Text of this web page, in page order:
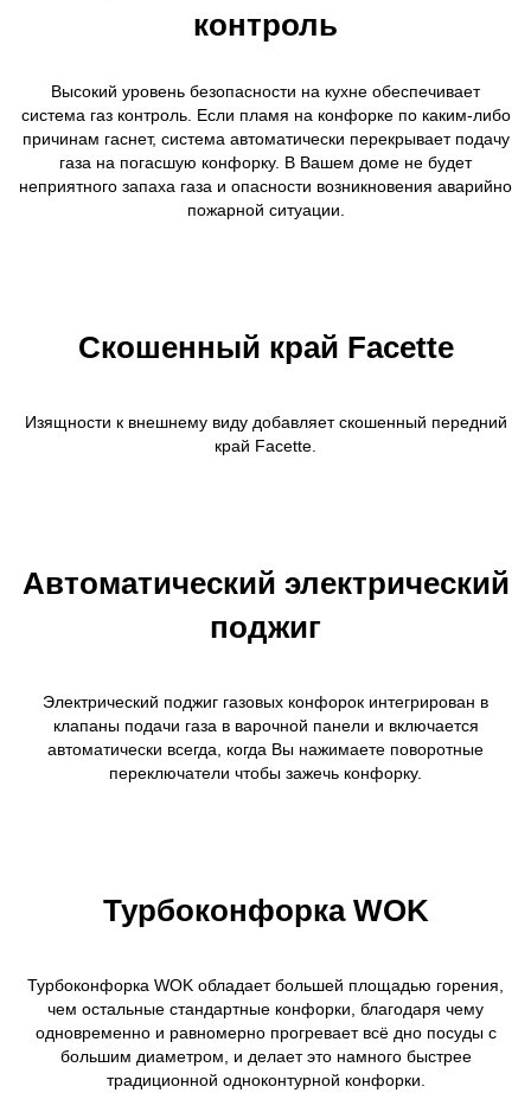
контроль
Высокий уровень безопасности на кухне обеспечивает
система газ контроль. Если пламя на конфорке по каким-либо
причинам гаснет, система автоматически перекрывает подачу
газа на погасшую конфорку. В Вашем доме не будет
неприятного запаха газа и опасности возникновения аварийно
пожарной ситуации.
Скошенный край Facette
Изящности к внешнему виду добавляет скошенный передний
край Facette.
Автоматический электрический
поджиг
Электрический поджиг газовых конфорок интегрирован в
клапаны подачи газа в варочной панели и включается
автоматически всегда, когда Вы нажимаете поворотные
переключатели чтобы зажечь конфорку.
Турбоконфорка WOK
Турбоконфорка WOK обладает большей площадью горения,
чем остальные стандартные конфорки, благодаря чему
одновременно и равномерно прогревает всё дно посуды с
большим диаметром, и делает это намного быстрее
традиционной одноконтурной конфорки.